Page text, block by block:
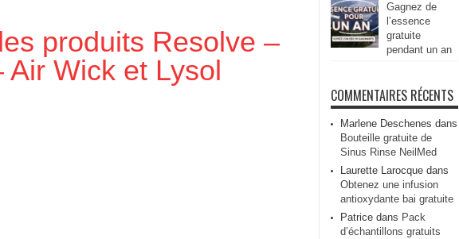
produits Resolve –
Air Wick et Lysol
Gagnez de
l’essence
gratuite
pendant un an
COMMENTAIRES RÉCENTS
Marlene Deschenes dans
Bouteille gratuite de
Sinus Rinse NeilMed
Laurette Larocque dans
Obtenez une infusion
antioxydante bai gratuite
Patrice dans Pack
d’échantillons gratuits